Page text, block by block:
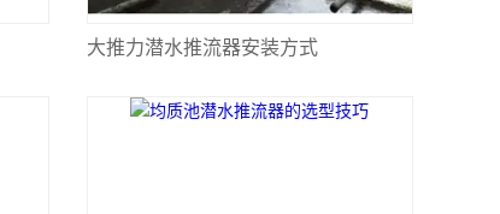
大推力潜水推流器安装方式